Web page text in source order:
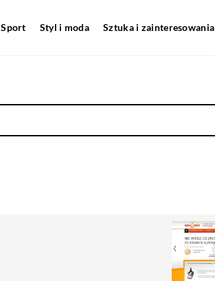
Sport Styl i moda Sztuka i zainteresowania